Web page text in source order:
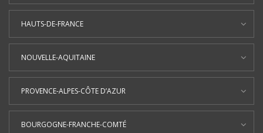
HAUTS-DE-FRANCE
NOUVELLE-AQUITAINE
PROVENCE-ALPES-CÔTE D’AZUR
BOURGOGNE-FRANCHE-COMTÉ